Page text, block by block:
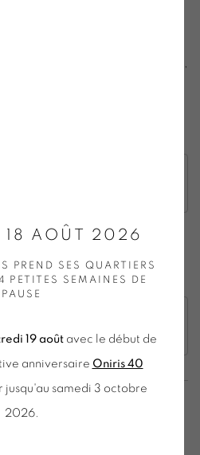
toutes ses œuvres se rejoignent,
À ART PARIS ART
18 AOÛT 2026
PREND SES QUARTIERS
PETITES SEMAINES DE
PAUSE
19 aoûtavec le début de
anniversaire Oniris 40
jusqu'au samedi 3 octobre
2026.